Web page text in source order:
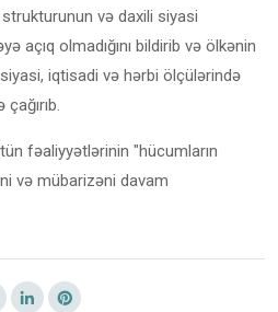
və daxili siyasi
açıq olmadığını bildirib və ölkənin
iqtisadi və hərbi ölçülərində
fəaliyyətlərinin "hücumların
və mübarizəni davam